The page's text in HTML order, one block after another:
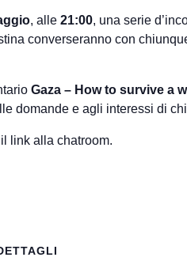
, alle 21:00, una serie
converseranno con
Gaza – How to survive a
domande e agli interessi di
link alla chatroom.